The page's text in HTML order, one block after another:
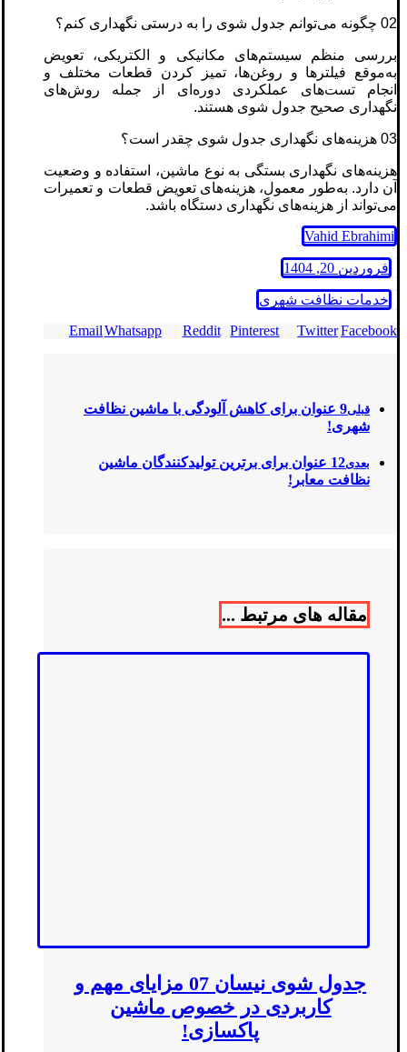
02 چگونه می‌توانم جدول شوی را به درستی نگهداری کنم؟
بررسی منظم سیستم‌های مکانیکی و الکتریکی، تعویض
به‌موقع فیلترها و روغن‌ها، تمیز کردن قطعات مختلف و
انجام تست‌های عملکردی دوره‌ای از جمله روش‌های
نگهداری صحیح جدول شوی هستند.
03 هزینه‌های نگهداری جدول شوی چقدر است؟
هزینه‌های نگهداری بستگی به نوع ماشین، استفاده و وضعیت
آن دارد. به‌طور معمول، هزینه‌های تعویض قطعات و تعمیرات
می‌تواند از هزینه‌های نگهداری دستگاه باشد.
Vahid Ebrahimi
فروردین 20, 1404
خدمات نظافت شهری
Facebook
Twitter
Pinterest
Reddit
Whatsapp
Email
قبلی
9 عنوان برای کاهش آلودگی با ماشین نظافت
شهری!
بعدی
12 عنوان برای برترین تولیدکنندگان ماشین
نظافت معابر!
مقاله های مرتبط ...
جدول شوی نیسان 07 مزایای مهم و
کاربردی در خصوص ماشین
پاکسازی!